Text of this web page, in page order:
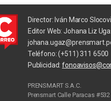
Director: Iván Marco
Editor Web: Johana Liz
Teléfono: (+511) 311 6500
Publicidad:
PRENSMART S.A.C.
Prensmart Calle Paracas #532